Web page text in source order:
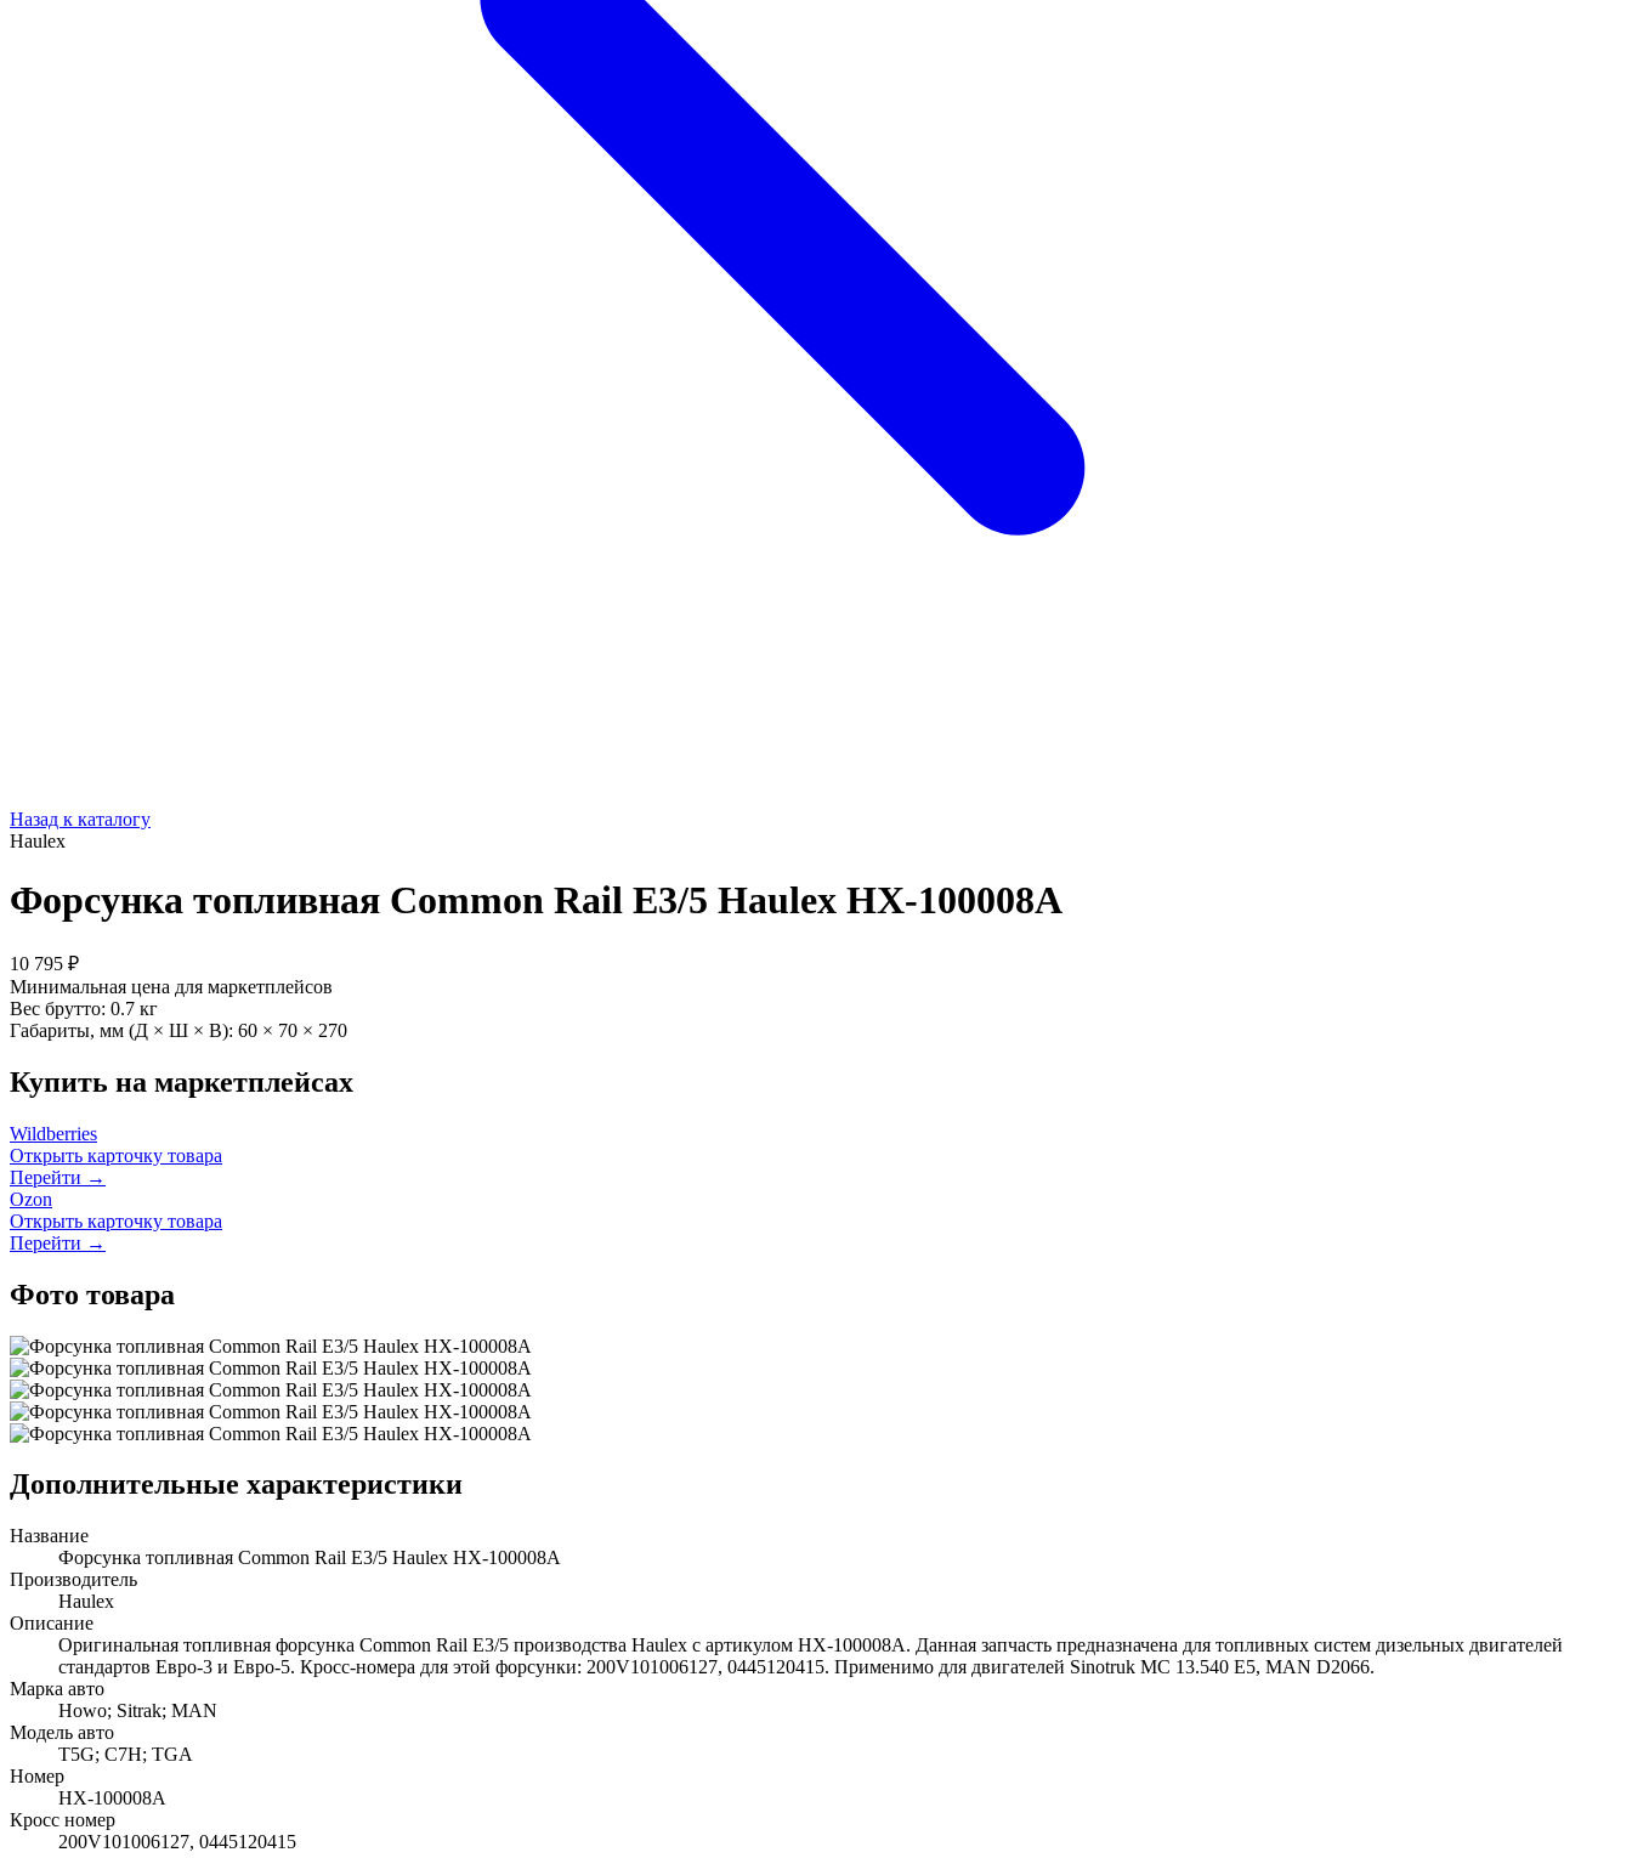
Назад к каталогу
Haulex
Форсунка топливная Common Rail Е3/5 Haulex HX-100008A
10 795 ₽
Минимальная цена для маркетплейсов
Вес брутто: 0.7 кг
Габариты, мм (Д × Ш × В): 60 × 70 × 270
Купить на маркетплейсах
Wildberries
Открыть карточку товара
Перейти →
Ozon
Открыть карточку товара
Перейти →
Фото товара
Дополнительные характеристики
Название
Форсунка топливная Common Rail Е3/5 Haulex HX-100008A
Производитель
Haulex
Описание
Оригинальная топливная форсунка Common Rail Е3/5 производства Haulex с артикулом HX-100008A. Данная запчасть предназначена для топливных систем дизельных двигателей
стандартов Евро-3 и Евро-5. Кросс-номера для этой форсунки: 200V101006127, 0445120415. Применимо для двигателей Sinotruk MC 13.540 E5, MAN D2066.
Марка авто
Howo; Sitrak; MAN
Модель авто
T5G; C7H; TGA
Номер
HX-100008A
Кросс номер
200V101006127, 0445120415